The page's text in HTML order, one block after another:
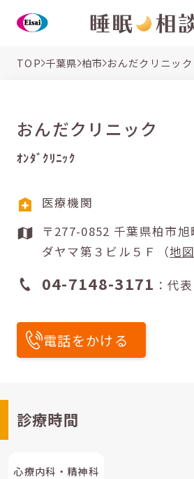
TOP 千葉県 柏市 おんだクリニック
おんだクリニック
ｵﾝﾀﾞｸﾘﾆｯｸ
医療機関
〒277-0852 千葉県柏市旭町１－１－９ オ
ダヤマ第３ビル５Ｆ（地図
04-7148-3171 ：代表
電話をかける
診療時間
心療内科・精神科